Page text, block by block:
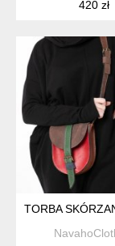
420 zł
TORBA